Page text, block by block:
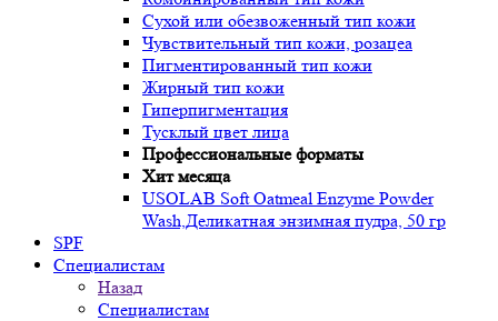
Сухой или обезвоженный тип кожи
Чувствительный тип кожи, розацеа
Пигментированный тип кожи
Жирный тип кожи
Гиперпигментация
Тусклый цвет лица
Профессиональные форматы
Хит месяца
USOLAB Soft Oatmeal Enzyme Powder
Wash,Деликатная энзимная пудра, 50 гр
SPF
Специалистам
Назад
Специалистам